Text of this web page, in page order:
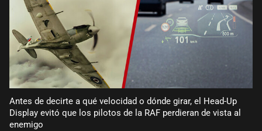
Antes de decirte a qué velocidad o dónde girar, el Head-Up
Display evitó que los pilotos de la RAF perdieran de vista al
enemigo